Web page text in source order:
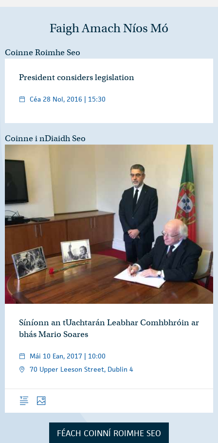
Faigh Amach Níos Mó
Coinne Roimhe Seo
President considers legislation
Céa 28 Nol, 2016 | 15:30
Coinne i nDiaidh Seo
Síníonn an tUachtarán Leabhar Comhbhróin ar
bhás Mario Soares
Mái 10 Ean, 2017 | 10:00
70 Upper Leeson Street, Dublin 4
ForléargasGrianghraif
FÉACH COINNÍ ROIMHE SEO